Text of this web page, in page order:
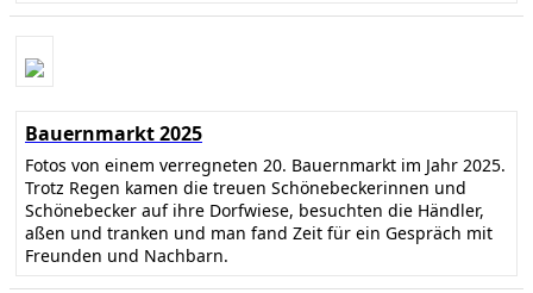
Bauernmarkt 2025
Fotos von einem verregneten 20. Bauernmarkt im Jahr 2025.
Trotz Regen kamen die treuen Schönebeckerinnen und
Schönebecker auf ihre Dorfwiese, besuchten die Händler,
aßen und tranken und man fand Zeit für ein Gespräch mit
Freunden und Nachbarn.